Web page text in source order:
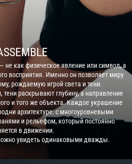
не как физическое явление или символ, а
восприятия. Именно он позволяет миру
рождаемую игрой света и тени.
раскрывают глубину, а направление
и того же объекта. Каждое украшение
архитектуре: с многоуровневыми
и рельефом, который постоянно
в движении.
увидеть одинаковыми дважды.